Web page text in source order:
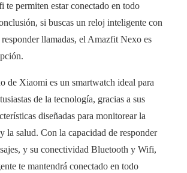
permiten estar conectado en todo
si buscas un reloj inteligente con
llamadas, el Amazfit Nexo es
de Xiaomi es un smartwatch ideal para
de la tecnología, gracias a sus
diseñadas para monitorear la
la salud. Con la capacidad de responder
y su conectividad Bluetooth y Wifi,
te mantendrá conectado en todo